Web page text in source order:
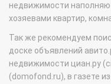
недвижимости
хозяевами квартир,
Так же рекомендуем
доске объявлений
недвижимости циан.ру
(domofond.ru), в газете